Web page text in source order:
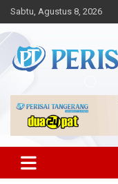
Skip
to
content
Sabtu, Agustus 8, 2026
Perisai
Suara